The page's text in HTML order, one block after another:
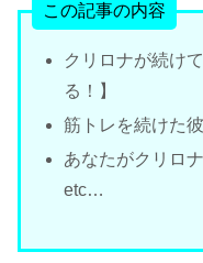
この記事の内容
クリロナが続け
る！】
筋トレを続けた
あなたがクリロ
etc…